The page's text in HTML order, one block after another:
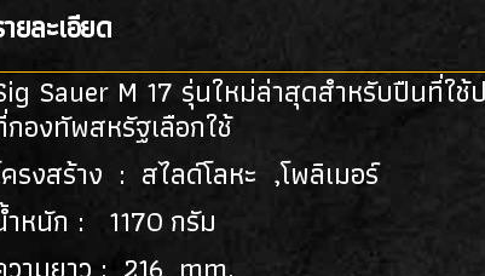
ยละเอียด
Sauer M 17 รุ่นใหม่ล่าสุดสำหรับปืนที่ใ
กองทัพสหรัฐเลือกใช้
รงสร้าง : สไลด์โลหะ ,โพลิเมอร์
ำหนัก : 1170 กรัม